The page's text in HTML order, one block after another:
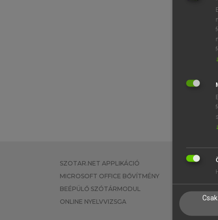
SZOTAR.NET APPLIKÁCIÓ
MICROSOFT OFFICE BŐVÍTMÉNY
BEÉPÜLŐ SZÓTÁRMODUL
ONLINE NYELVVIZSGA
EGYÉNI
VÁLLALATI
↓
↓